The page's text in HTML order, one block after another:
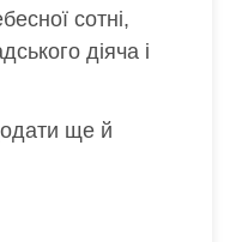
сотні,
діяча і
ще й